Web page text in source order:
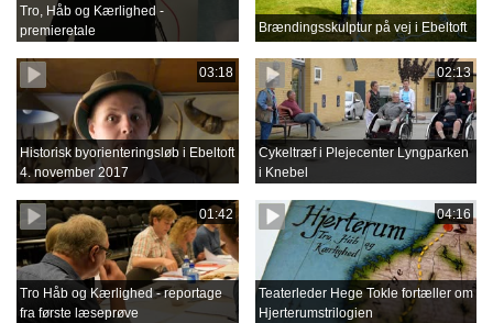
Tro, Håb og Kærlighed -
premieretale
Brændingsskulptur på vej i Ebeltoft
03:18
Historisk byorienteringsløb i Ebeltoft
4. november 2017
02:13
Cykeltræf i Plejecenter Lyngparken
i Knebel
01:42
Tro Håb og Kærlighed - reportage
fra første læseprøve
04:16
Teaterleder Hege Tokle fortæller om
Hjerterumstrilogien